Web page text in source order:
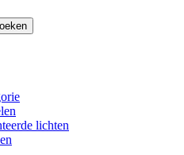
lichten